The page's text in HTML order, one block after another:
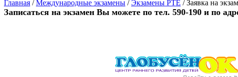
Главная / Международные экзамены / Экзамены PTE / Заявка на
Записаться на экзамен Вы можете по тел. 590-190 и по